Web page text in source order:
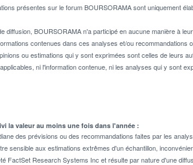
présentes sur le forum BOURSORAMA sont uniquement
diffusion, BOURSORAMA n'a participé en aucune manière à
contenues dans ces analyses et/ou recommandations
ou estimations qui y sont exprimées sont celles de leurs
ni l'information contenue, ni les analyses qui y sont
la valeur au moins une fois dans l'année :
des prévisions ou des recommandations faites par les
sensible aux estimations extrêmes d'un échantillon,
FactSet Research Systems Inc et résulte par nature d'une